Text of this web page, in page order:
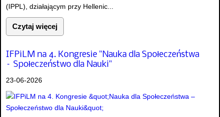
(IPPL), działającym przy Hellenic...
Czytaj więcej
IFPiLM na 4. Kongresie "Nauka dla Społeczeństwa
– Społeczeństwo dla Nauki"
23-06-2026